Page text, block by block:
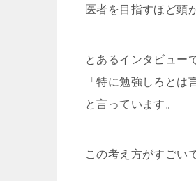
医者を目指すほど頭
とあるインタビュー
「特に勉強しろとは
と言っています。
この考え方がすごい